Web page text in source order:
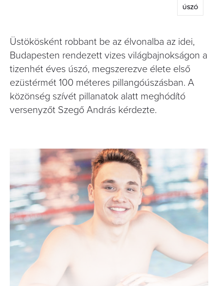
ÚSZÓ
Üstökösként robbant be az élvonalba az idei,
Budapesten rendezett vizes világbajnokságon a
tizenhét éves úszó, megszerezve élete első
ezüstérmét 100 méteres pillangóúszásban. A
közönség szívét pillanatok alatt meghódító
versenyzőt Szegő András kérdezte.